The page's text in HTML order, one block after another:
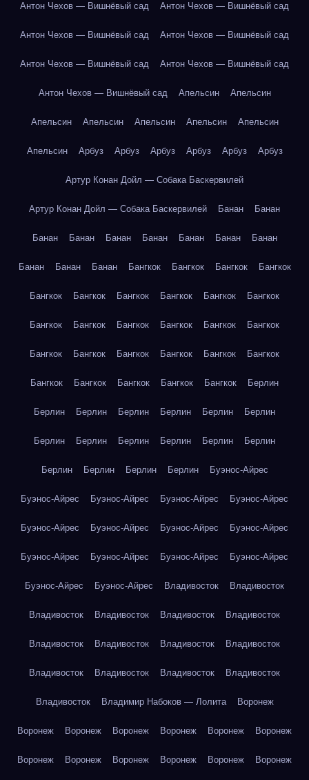
Антон Чехов — Вишнёвый сад Антон Чехов — Вишнёвый сад
Антон Чехов — Вишнёвый сад Антон Чехов — Вишнёвый сад
Антон Чехов — Вишнёвый сад Антон Чехов — Вишнёвый сад
Антон Чехов — Вишнёвый сад Апельсин Апельсин
Апельсин Апельсин Апельсин Апельсин Апельсин
Апельсин Арбуз Арбуз Арбуз Арбуз Арбуз Арбуз
Артур Конан Дойл — Собака Баскервилей
Артур Конан Дойл — Собака Баскервилей Банан Банан
Банан Банан Банан Банан Банан Банан Банан
Банан Банан Банан Бангкок Бангкок Бангкок Бангкок
Бангкок Бангкок Бангкок Бангкок Бангкок Бангкок
Бангкок Бангкок Бангкок Бангкок Бангкок Бангкок
Бангкок Бангкок Бангкок Бангкок Бангкок Бангкок
Бангкок Бангкок Бангкок Бангкок Бангкок Берлин
Берлин Берлин Берлин Берлин Берлин Берлин
Берлин Берлин Берлин Берлин Берлин Берлин
Берлин Берлин Берлин Берлин Буэнос-Айрес
Буэнос-Айрес Буэнос-Айрес Буэнос-Айрес Буэнос-Айрес
Буэнос-Айрес Буэнос-Айрес Буэнос-Айрес Буэнос-Айрес
Буэнос-Айрес Буэнос-Айрес Буэнос-Айрес Буэнос-Айрес
Буэнос-Айрес Буэнос-Айрес Владивосток Владивосток
Владивосток Владивосток Владивосток Владивосток
Владивосток Владивосток Владивосток Владивосток
Владивосток Владивосток Владивосток Владивосток
Владивосток Владимир Набоков — Лолита Воронеж
Воронеж Воронеж Воронеж Воронеж Воронеж Воронеж
Воронеж Воронеж Воронеж Воронеж Воронеж Воронеж